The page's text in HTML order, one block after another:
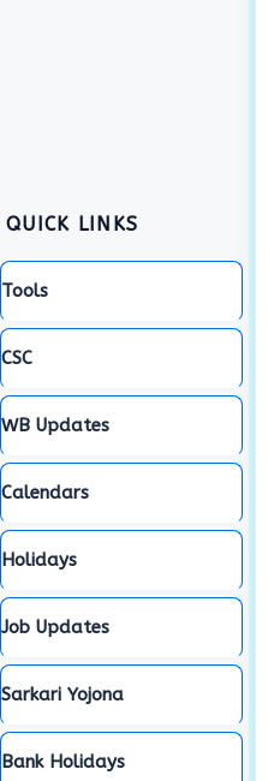
QUICK LINKS
Tools
CSC
WB Updates
Calendars
Holidays
Job Updates
Sarkari Yojona
Bank Holidays